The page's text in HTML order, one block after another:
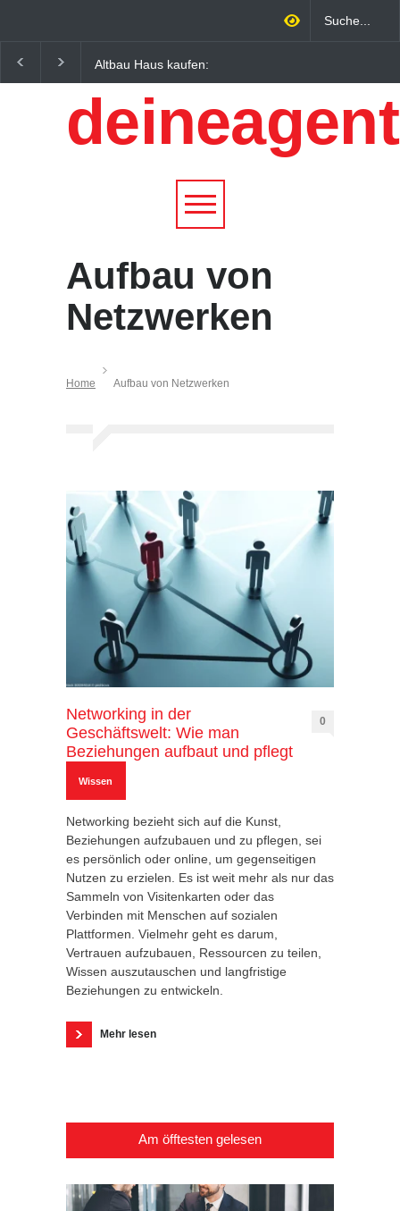
Altbau Haus kaufen:
Unterschiede zwischen
Süddeutschland und
Österreich einfach erklärt
Wirtschaftsfaktor: Wie
Qualitätstourismus
profitieren
Aufbau von
Netzwerken
Home Aufbau von Netzwerken
Networking in der
Geschäftswelt: Wie man
Beziehungen aufbaut und pflegt
0
Wissen
Networking bezieht sich auf die Kunst,
Beziehungen aufzubauen und zu pflegen, sei
es persönlich oder online, um gegenseitigen
Nutzen zu erzielen. Es ist weit mehr als nur das
Sammeln von Visitenkarten oder das
Verbinden mit Menschen auf sozialen
Plattformen. Vielmehr geht es darum,
Vertrauen aufzubauen, Ressourcen zu teilen,
Wissen auszutauschen und langfristige
Beziehungen zu entwickeln.
Mehr lesen
Am öfftesten gelesen